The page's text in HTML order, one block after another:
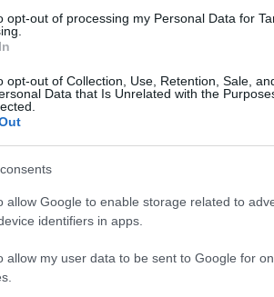
opt-out of processing my Personal Data for
opt-out of Collection, Use, Retention, Sale,
Data that Is Unrelated with the
allow Google to enable storage related to
identifiers in apps.
allow my user data to be sent to Google for
ΕΛΛΑΔΑ